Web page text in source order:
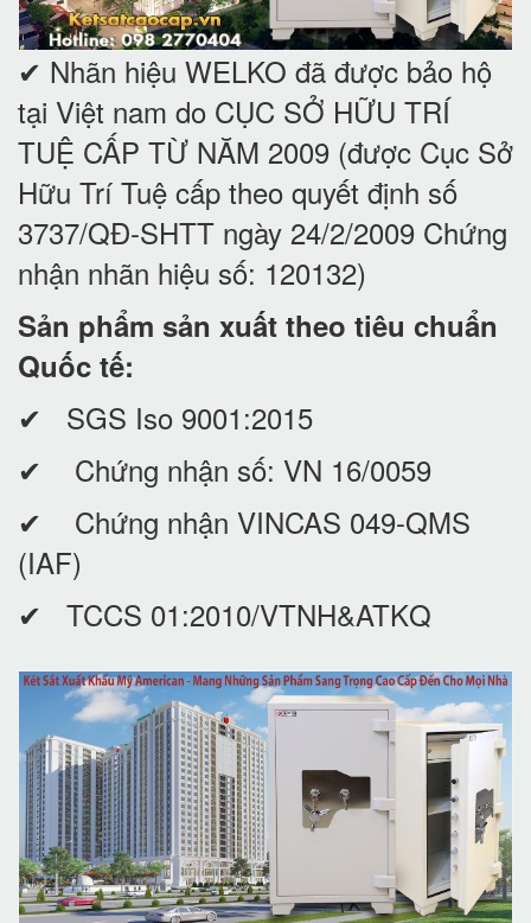
✔ Nhãn hiệu WELKO đã được bảo hộ
tại Việt nam do CỤC SỞ HỮU TRÍ
TUỆ CẤP TỪ NĂM 2009 (được Cục Sở
Hữu Trí Tuệ cấp theo quyết định số
3737/QĐ-SHTT ngày 24/2/2009 Chứng
nhận nhãn hiệu số: 120132)
Sản phẩm sản xuất theo tiêu chuẩn
Quốc tế:
✔ SGS Iso 9001:2015
✔ Chứng nhận số: VN 16/0059
✔ Chứng nhận VINCAS 049-QMS
(IAF)
✔ TCCS 01:2010/VTNH&ATKQ